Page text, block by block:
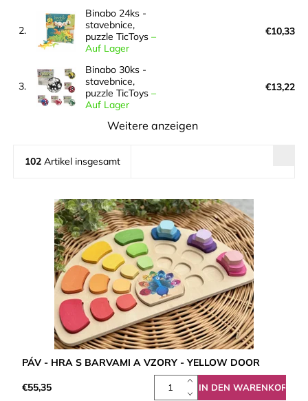
2.
Binabo 24ks -
stavebnice,
puzzle TicToys –
Auf Lager
€10,33
3.
Binabo 30ks -
stavebnice,
puzzle TicToys –
Auf Lager
€13,22
Weitere anzeigen
102 Artikel insgesamt
PÁV - HRA S BARVAMI A VZORY - YELLOW DOOR
€55,35